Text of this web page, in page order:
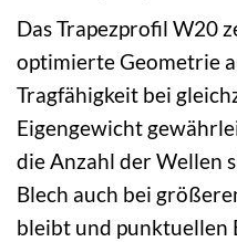
Das Trapezprofil W20
optimierte Geometrie
Tragfähigkeit bei
Eigengewicht
die Anzahl der Wellen
Blech auch bei
bleibt und punktuellen